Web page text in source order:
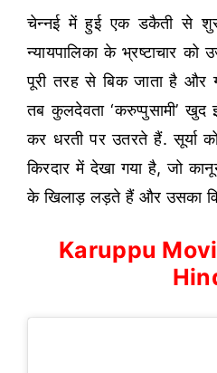
चेन्नई में हुई एक डकैती से
न्यायपालिका के भ्रष्टाचार
पूरी तरह से बिक जाता है और
तब कुलदेवता ‘करुप्पुसामी’
कर धरती पर उतरते हैं. सूर्या
किरदार में देखा गया है, जो
के खिलाड़ लड़ते हैं और उसका
Karuppu